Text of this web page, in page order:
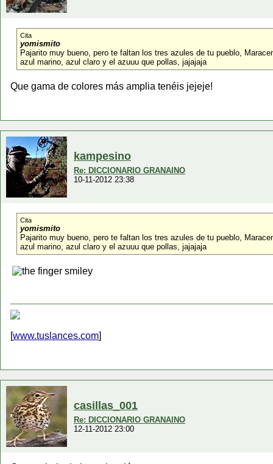
Cita
yomismito
Pajarito muy bueno, pero te faltan los tres azules de tu pueblo,
azul marino, azul claro y el azuuu que pollas, jajajaja
Que gama de colores más amplia tenéis jejeje!
kampesino
Re: DICCIONARIO GRANAINO
10-11-2012 23:38
Cita
yomismito
Pajarito muy bueno, pero te faltan los tres azules de tu pueblo,
azul marino, azul claro y el azuuu que pollas, jajajaja
[www.tuslances.com]
casillas_001
Re: DICCIONARIO GRANAINO
12-11-2012 23:00